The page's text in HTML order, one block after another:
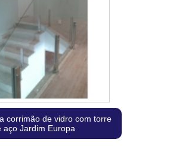
corrimão de vidro com torre
aço Jardim Europa